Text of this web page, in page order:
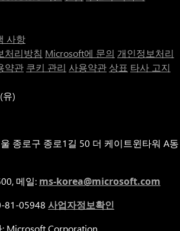
사항
처리방침 Microsoft에 문의 개인정보처리
약관 쿠키 관리 사용약관 상표 타사 고지
유)
종로구 종로1길 50 더 케이트윈타워 A동
메일: ms-korea@microsoft.com
81-05948 사업자정보확인
Microsoft Corporation